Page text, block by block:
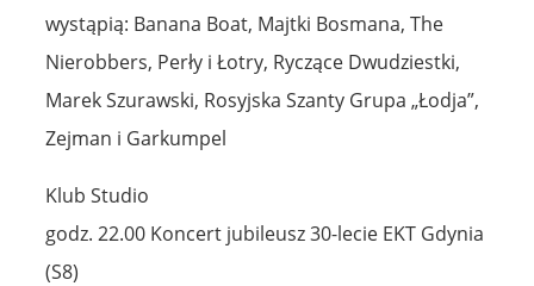
wystąpią: Banana Boat, Majtki Bosmana, The
Nierobbers, Perły i Łotry, Ryczące Dwudziestki,
Marek Szurawski, Rosyjska Szanty Grupa „Łodja”,
Zejman i Garkumpel
Klub Studio
godz. 22.00 Koncert jubileusz 30-lecie EKT Gdynia
(S8)